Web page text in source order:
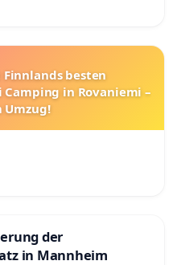
besten
in Rovaniemi –
Umzug!
der
in Mannheim